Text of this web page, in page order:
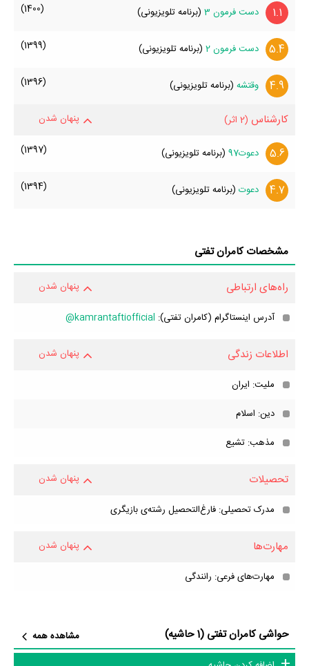
1.1 دست فرمون 3 (برنامه تلویزیونی) (1400)
5.4 دست فرمون 2 (برنامه تلویزیونی) (1399)
4.9 وقتشه (برنامه تلویزیونی) (1396)
کارشناس (2 اثر) پنهان شدن
5.6 دعوت97 (برنامه تلویزیونی) (1397)
4.7 دعوت (برنامه تلویزیونی) (1394)
مشخصات کامران تفتی
راه‌های ارتباطی پنهان شدن
آدرس اینستاگرام (کامران تفتی): kamrantaftiofficial@
اطلاعات زندگی پنهان شدن
ملیت: ایران
دین: اسلام
مذهب: تشیع
تحصیلات پنهان شدن
مدرک تحصیلی: فارغ‌التحصیل رشته‌ی بازیگری
مهارت‌ها پنهان شدن
مهارت‌های فرعی: رانندگی
حواشی کامران تفتی (1 حاشیه)
مشاهده همه